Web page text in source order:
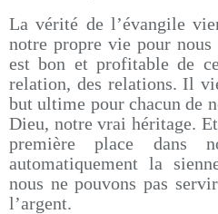
La vérité de l’évangile
notre propre vie pour
est bon et profitable de
relation, des relations. Il
but ultime pour chacun de
Dieu, notre vrai héritage.
première place dans
automatiquement la
nous ne pouvons pas
l’argent.